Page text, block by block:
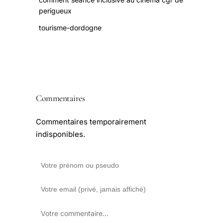
perigueux
tourisme-dordogne
Commentaires
Commentaires temporairement
indisponibles.